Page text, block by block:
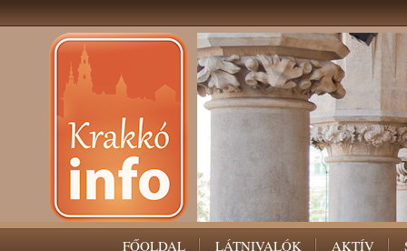
FŐOLDAL LÁTNIVALÓK AKTÍV